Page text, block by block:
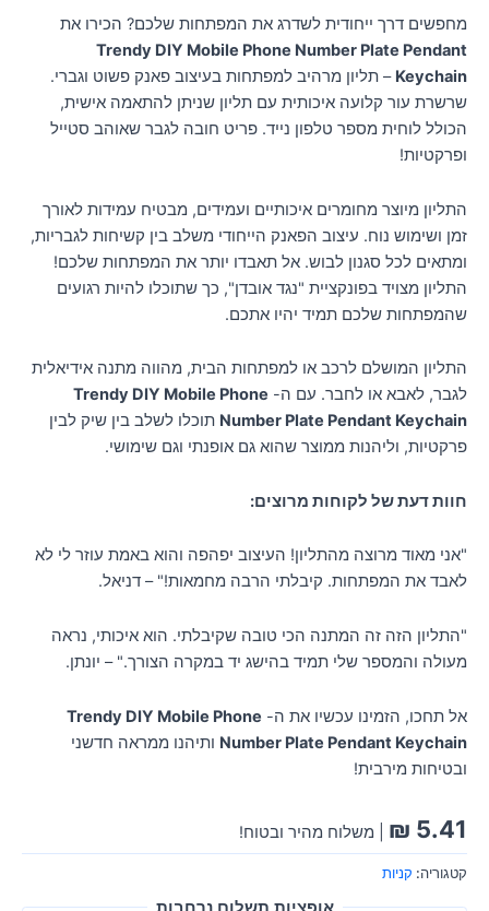
מחפשים דרך ייחודית לשדרג את המפתחות שלכם? הכירו את
Trendy DIY Mobile Phone Number Plate Pendant
Keychain – תליון מרהיב למפתחות בעיצוב פאנק פשוט וגברי.
שרשרת עור קלועה איכותית עם תליון שניתן להתאמה אישית,
הכולל לוחית מספר טלפון נייד. פריט חובה לגבר שאוהב סטייל
ופרקטיות!
התליון מיוצר מחומרים איכותיים ועמידים, מבטיח עמידות לאורך
זמן ושימוש נוח. עיצוב הפאנק הייחודי משלב בין קשיחות לגבריות,
ומתאים לכל סגנון לבוש. אל תאבדו יותר את המפתחות שלכם!
התליון מצויד בפונקציית "נגד אובדן", כך שתוכלו להיות רגועים
שהמפתחות שלכם תמיד יהיו אתכם.
התליון המושלם לרכב או למפתחות הבית, מהווה מתנה אידיאלית
לגבר, לאבא או לחבר. עם ה- Trendy DIY Mobile Phone
Number Plate Pendant Keychain תוכלו לשלב בין שיק לבין
פרקטיות, וליהנות ממוצר שהוא גם אופנתי וגם שימושי.
חוות דעת של לקוחות מרוצים:
"אני מאוד מרוצה מהתליון! העיצוב יפהפה והוא באמת עוזר לי לא
לאבד את המפתחות. קיבלתי הרבה מחמאות!" – דניאל.
"התליון הזה זה המתנה הכי טובה שקיבלתי. הוא איכותי, נראה
מעולה והמספר שלי תמיד בהישג יד במקרה הצורך." – יונתן.
אל תחכו, הזמינו עכשיו את ה- Trendy DIY Mobile Phone
Number Plate Pendant Keychain ותיהנו ממראה חדשני
ובטיחות מירבית!
₪ 5.41 | משלוח מהיר ובטוח!
קטגוריה: קניות